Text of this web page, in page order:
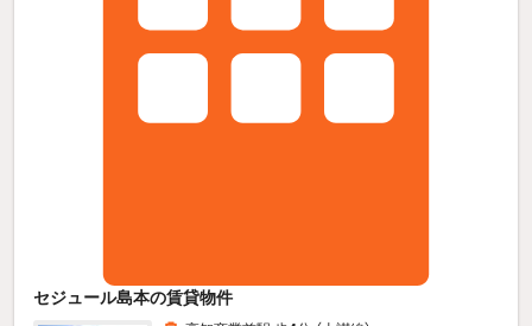
セジュール島本の賃貸物件